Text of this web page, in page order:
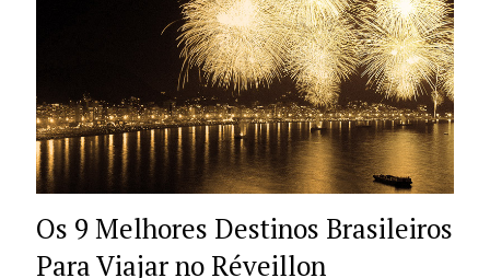
Os 9 Melhores Destinos Brasileiros
Para Viajar no Réveillon